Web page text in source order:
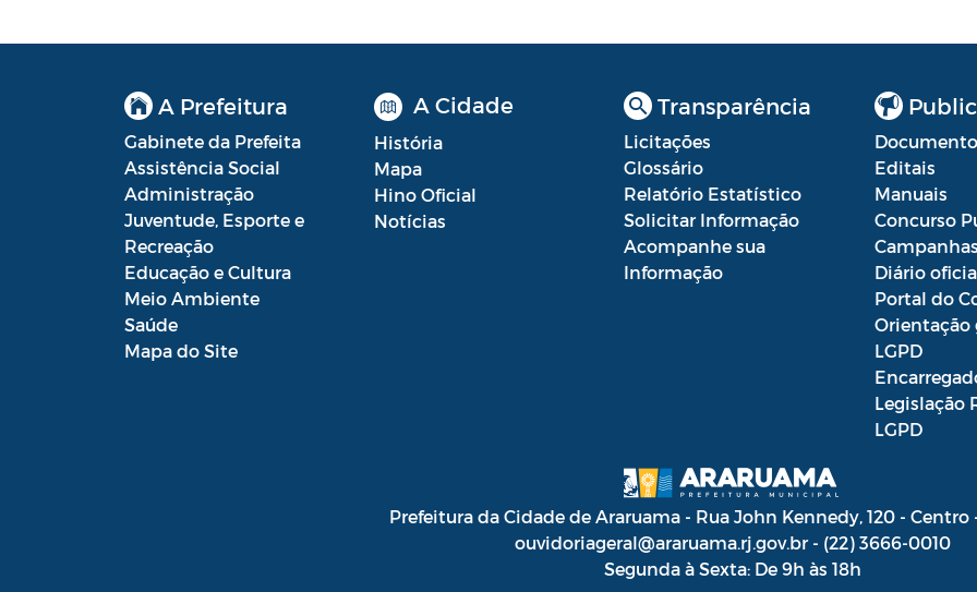
A Prefeitura
Gabinete da Prefeita
Assistência Social
Administração
Juventude, Esporte e
Recreação
Educação e Cultura
Meio Ambiente
Saúde
Mapa do Site
A Cidade
História
Mapa
Hino Oficial
Notícias
Transparência
Licitações
Glossário
Relatório Estatístico
Solicitar Informação
Acompanhe sua
Informação
Editais
Manuais
Concurso
Campanhas
Diário
Portal do
Orientação
LGPD
Legislação
LGPD
Prefeitura da Cidade de Araruama - Rua John Kennedy, 120 - Centro
ouvidoriageral@araruama.rj.gov.br - (22) 3666-0010
Segunda à Sexta: De 9h às 18h